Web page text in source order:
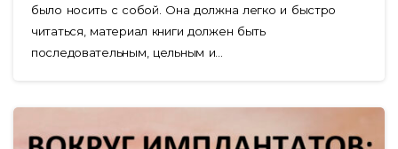
было носить с собой. Она должна легко и быстро
читаться, материал книги должен быть
последовательным, цельным и...